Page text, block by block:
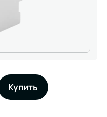
Купить